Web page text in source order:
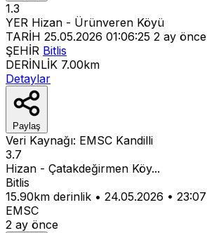
1.3
YER Hizan - Ürünveren Köyü
TARİH 25.05.2026 01:06:25 2 ay önce
ŞEHİR Bitlis
DERİNLİK 7.00km
Detaylar
Paylaş
Veri Kaynağı: EMSC Kandilli
3.7
Hizan - Çatakdeğirmen Köy...
Bitlis
15.90km derinlik • 24.05.2026 • 23:07
EMSC
2 ay önce